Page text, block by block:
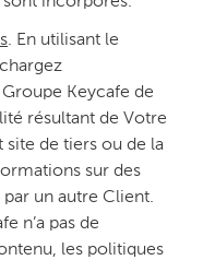
. En utilisant le
Keycafe de
résultant de Votre
site de tiers ou de la
sur des
un autre Client.
n’a pas de
les politiques